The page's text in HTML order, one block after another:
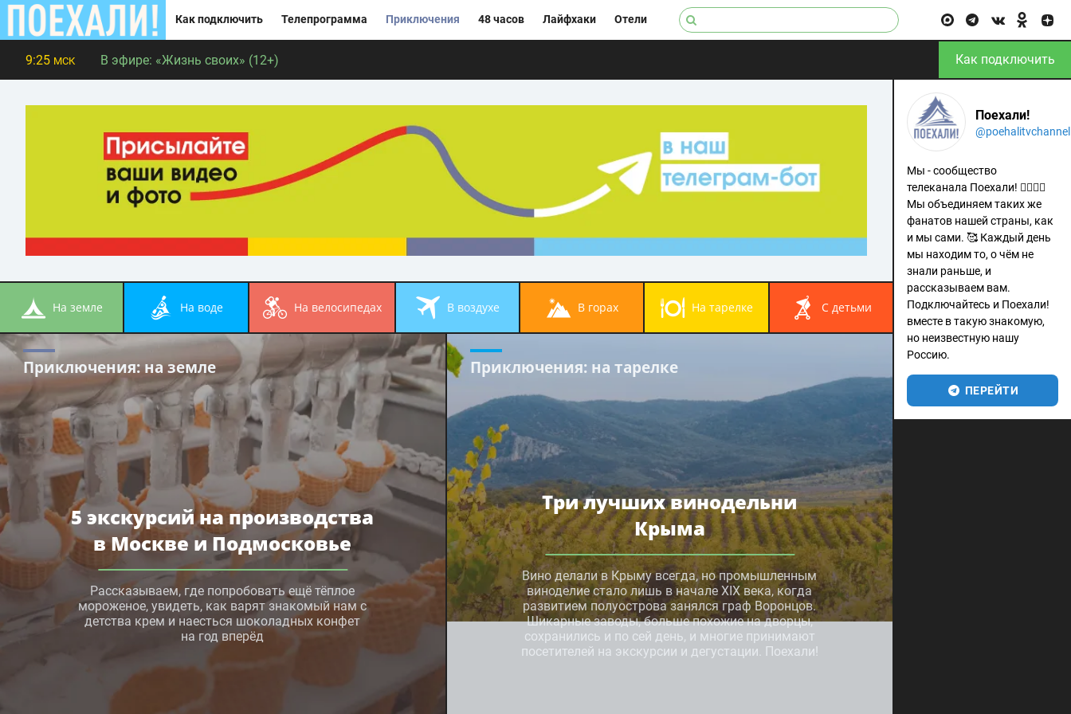
Как подключить Телепрограмма Приключения 48 часов Лайфхаки Отели
9:25 МСК В эфире: «Жизнь своих» (12+) Как подключить
на земле на воде на велосипедах в воздухе в горах на тарелке с детьми
Приключения: на земле
5 экскурсий на производства
в Москве и Подмосковье
Рассказываем, где попробовать ещё тёплое
мороженое, увидеть, как варят знакомый нам с
детства крем и наесться шоколадных конфет
на год вперёд
Приключения: на тарелке
Три лучших винодельни
Крыма
Вино делали в Крыму всегда, но промышленным
виноделие стало лишь в начале XIX века, когда
развитием полуострова занялся граф Воронцов.
Шикарные заводы, больше похожие на дворцы,
сохранились и по сей день, и многие принимают
посетителей на экскурсии и дегустации. Поехали!
Поехали!
@poehalitvchannel
Мы - сообщество
телеканала Поехали! 🙋‍♂️🙋‍♀️
Мы объединяем таких же
фанатов нашей страны, как
и мы сами. 🥰 Каждый день
мы находим то, о чём не
знали раньше, и
рассказываем вам.
Подключайтесь и Поехали!
вместе в такую знакомую,
но неизвестную нашу
Россию.
ПЕРЕЙТИ